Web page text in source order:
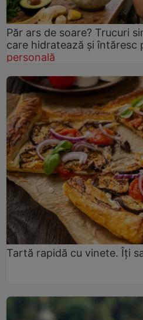
Păr ars de soare? Trucuri
care hidratează și întăresc
personală
Tartă rapidă cu vinete. Îți